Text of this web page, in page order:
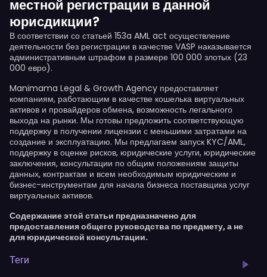
местной регистрации в данной
юрисдикции?
В соответствии со статьей 153a AML act осуществление
деятельности без регистрации в качестве VASP наказывается
административным штрафом в размере 100 000 злотых (23
000 евро).
Manimama Legal & Growth Agency предоставляет
компаниям, работающим в качестве кошелька виртуальных
активов и провайдеров обмена, возможность легального
выхода на рынки. Мы готовы предложить соответствующую
поддержку в получении лицензии с меньшими затратами на
создание и эксплуатацию. Мы предлагаем запуск KYC/AML,
поддержку в оценке рисков, юридические услуги, юридические
заключения, консультации по общим положениям защиты
данных, контрактам и всем необходимым юридическим и
бизнес-инструментам для начала бизнеса поставщика услуг
виртуальных активов.
Содержание этой статьи предназначено для
предоставления общего руководства по предмету, а не
для юридической консультации.
Теги